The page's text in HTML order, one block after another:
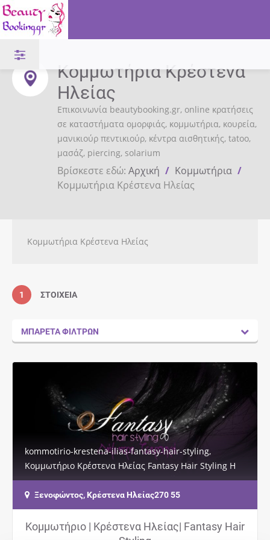
Κομμωτήρια Κρέστενα
Ηλείας
Επικοινωνία beautybooking.gr, online κρατήσεις
σε καταστήματα ομορφιάς, κομμωτήρια, κουρεία,
μανικιούρ πεντικιούρ, κέντρα αισθητικής, tatoo,
μασάζ, piercing, solarium
Βρίσκεστε εδώ: Αρχική / Κομμωτήρια /
Κομμωτήρια Κρέστενα Ηλείας
Κομμωτήρια Κρέστενα Ηλείας
1 ΣΤΟΙΧΕΊΑ
ΜΠΑΡΈΤΑ ΦΊΛΤΡΩΝ
kommotirio-krestena-ilias-fantasy-hair-styling,
Κομμωτήριο Κρέστενα Ηλείας Fantasy Hair Styling Η
πολυετής εμπειρία και εξειδίκευσή μας σας…
Ξενοφώντος, Κρέστενα Ηλείας270 55
Κομμωτήριο | Κρέστενα Ηλείας| Fantasy Hair